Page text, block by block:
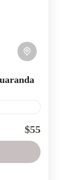
tour full
Sal, la
la
$55